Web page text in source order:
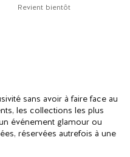
Revient bientôt
sans avoir à faire face au
les collections les plus
événement glamour ou
réservées autrefois à une